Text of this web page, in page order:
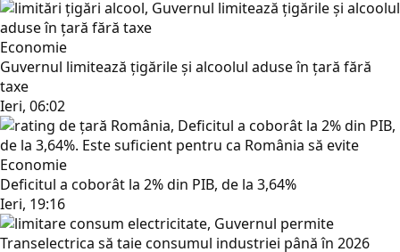
Economie
Guvernul limitează țigările și alcoolul aduse în țară fără
taxe
Ieri, 06:02
Economie
Deficitul a coborât la 2% din PIB, de la 3,64%
Ieri, 19:16